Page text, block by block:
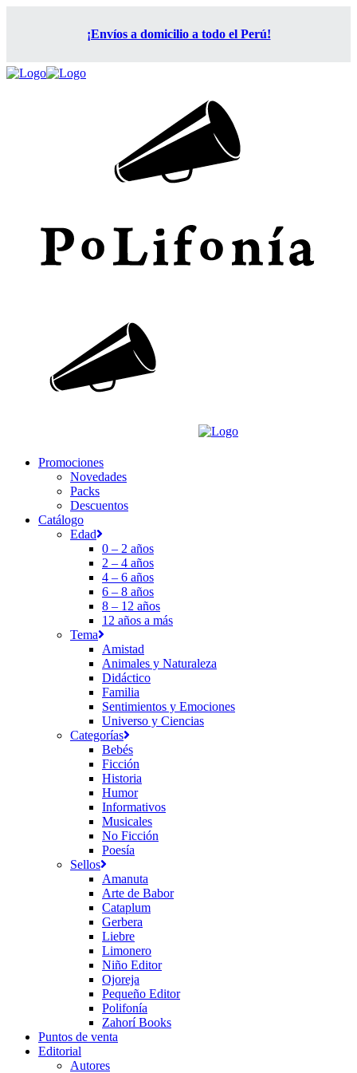
¡Envíos a domicilio a todo el Perú!
Promociones
Novedades
Packs
Descuentos
Catálogo
Edad
0 – 2 años
2 – 4 años
4 – 6 años
6 – 8 años
8 – 12 años
12 años a más
Tema
Amistad
Animales y Naturaleza
Didáctico
Familia
Sentimientos y Emociones
Universo y Ciencias
Categorías
Bebés
Ficción
Historia
Humor
Informativos
Musicales
No Ficción
Poesía
Sellos
Amanuta
Arte de Babor
Cataplum
Gerbera
Liebre
Limonero
Niño Editor
Ojoreja
Pequeño Editor
Polifonía
Zahorí Books
Puntos de venta
Editorial
Autores